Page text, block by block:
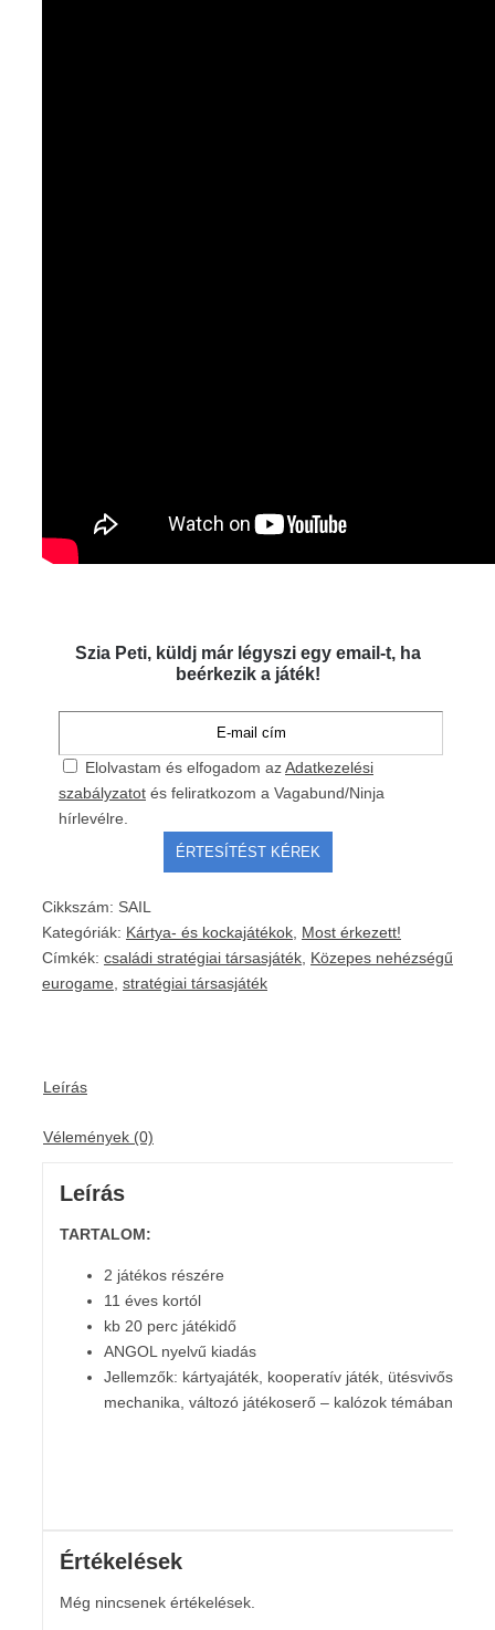
Szia Peti, küldj már légyszi egy email-t, ha
beérkezik a játék!
Elolvastam és elfogadom azAdatkezelési
szabályzatot és feliratkozom a Vagabund/Ninja
hírlevélre.
Cikkszám: SAIL
Kategóriák: Kártya- és kockajátékok Most érkezett!
Címkék: családi stratégiai társasjáték Közepes nehézségű
eurogame stratégiai társasjáték
Leírás
Vélemények (0)
Leírás
TARTALOM:
2 játékos részére
11 éves kortól
kb 20 perc játékidő
ANGOL nyelvű kiadás
Jellemzők: kártyajáték, kooperatív játék, ütésvivős
mechanika, változó játékoserő – kalózok témában
Értékelések
Még nincsenek értékelések.